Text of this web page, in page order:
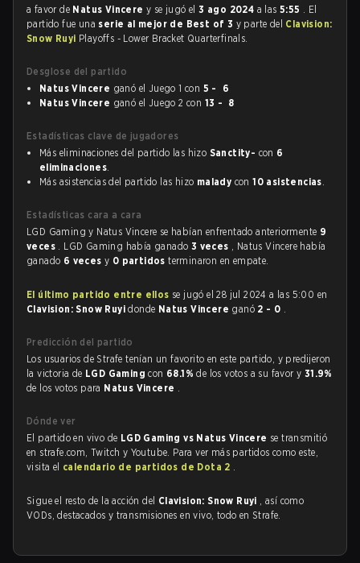
a favor de Natus Vincerey se jugó el3 ago 2024 a las5:55 . El
partido fue una serie al mejor de Best of 3 y parte del Clavision:
Snow Ruyi Playoffs - Lower Bracket Quarterfinals.
Desglose del partido
Natus Vincere ganó el Juego 1 con 5 - 6
Natus Vincere ganó el Juego 2 con 13 - 8
Estadísticas clave de jugadores
Más eliminaciones del partido las hizo Sanctity- con 6
eliminaciones.
Más asistencias del partido las hizo malady con10 asistencias.
Estadísticas cara a cara
LGD Gaming y Natus Vincere se habían enfrentado anteriormente 9
veces . LGD Gaming había ganado 3 veces , Natus Vincere había
ganado 6 vecesy 0 partidosterminaron en empate.
El último partido entre ellos se jugó el 28 jul 2024 a las 5:00 en
Clavision: Snow Ruyidonde Natus Vincere ganó 2 - 0 .
Predicción del partido
Los usuarios de Strafe tenían un favorito en este partido, y predijeron
la victoria de LGD Gamingcon 68.1%de los votos a su favor y 31.9%
de los votos para Natus Vincere .
Dónde ver
El partido en vivo de LGD Gaming vs Natus Vincere se transmitió
en strafe.com, Twitch y Youtube. Para ver más partidos como este,
visita el calendario de partidos de Dota 2 .
Sigue el resto de la acción del Clavision: Snow Ruyi , así como
VODs, destacados y transmisiones en vivo, todo en Strafe.